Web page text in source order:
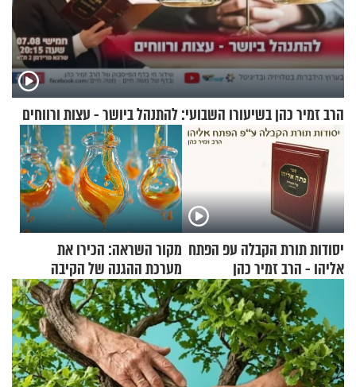
הרב זמיר כהן בשיעורו השבועי: להתנהל ביושר - עצות ורווחים
יסודות תורת הקבלה עפ הפתח
אליהו - הרב זמיר כהן
מקור השראה: הכירו את
מערכת ההגנה של הקיבה